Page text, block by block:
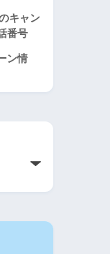
キャン
番号
ン情